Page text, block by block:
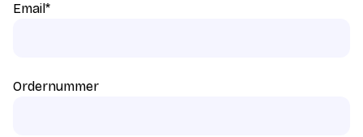
Email*
Ordernummer